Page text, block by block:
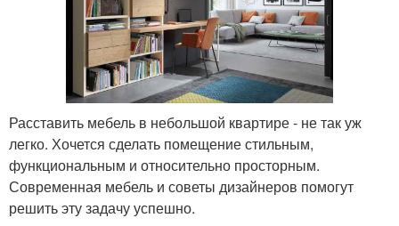
Расставить мебель в небольшой квартире - не так уж
легко. Хочется сделать помещение стильным,
функциональным и относительно просторным.
Современная мебель и советы дизайнеров помогут
решить эту задачу успешно.